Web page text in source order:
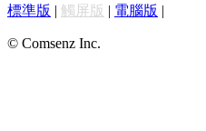
標準版 | 觸屏版 | 電腦版 |
© Comsenz Inc.